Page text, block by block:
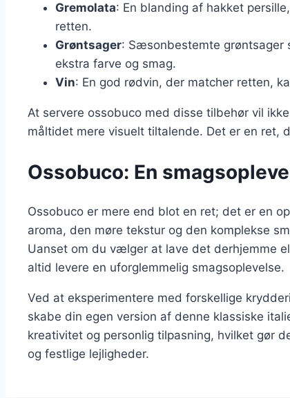
Gremolata: En blanding af hakket
retten.
Grøntsager: Sæsonbestemte grøntsager
ekstra farve og smag.
Vin: En god rødvin, der matcher retten,
At servere ossobuco med disse tilbehør vil
måltidet mere visuelt tiltalende. Det er en
Ossobuco: En
Ossobuco er mere end blot en ret; det er en
aroma, den møre tekstur og den komplekse
Uanset om du vælger at lave det derhjemme
altid levere en uforglemmelig smagsoplevelse.
Ved at eksperimentere med forskellige
skabe din egen version af denne klassiske
kreativitet og personlig tilpasning, hvilket gør
og festlige lejligheder.